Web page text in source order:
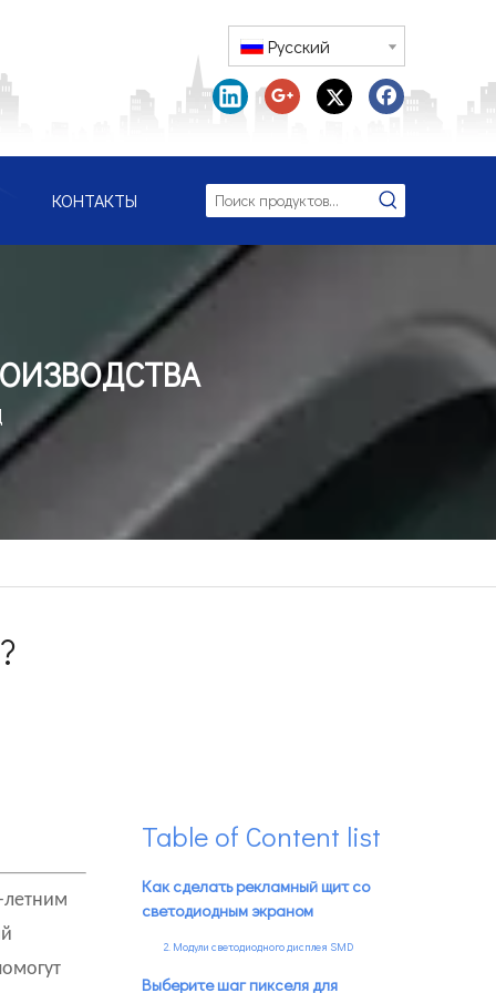
Pусский
КОНТАКТЫ
Table of Content list
Как сделать рекламный щит со
светодиодным экраном
2. Модули светодиодного дисплея SMD
Выберите шаг пикселя для